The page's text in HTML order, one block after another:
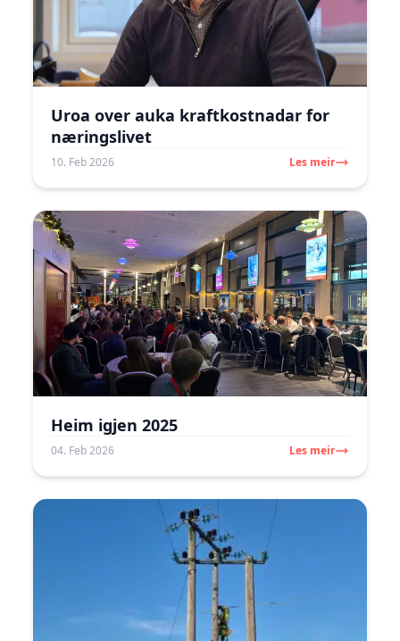
Uroa over auka kraftkostnadar for
næringslivet
10. Feb 2026 Les meir
Heim igjen 2025
04. Feb 2026 Les meir